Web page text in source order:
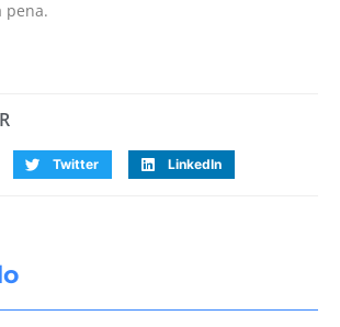
pena.
Twitter LinkedIn